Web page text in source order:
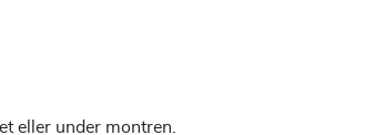
eller under montren.